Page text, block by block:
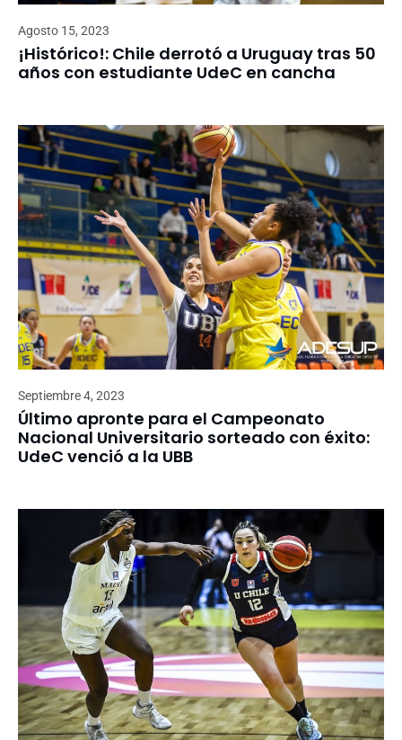
Agosto 15, 2023
¡Histórico!: Chile derrotó a Uruguay tras 50
años con estudiante UdeC en cancha
Septiembre 4, 2023
Último apronte para el Campeonato
Nacional Universitario sorteado con éxito:
UdeC venció a la UBB